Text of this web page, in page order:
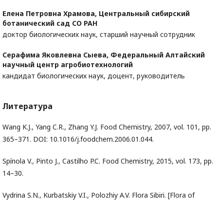
Елена Петровна Храмова, Центральный сибирский
ботанический сад СО РАН
доктор биологических наук, старший научный сотрудник
Серафима Яковлевна Сыева, Федеральный Алтайский
научный центр агробиотехнологий
кандидат биологических наук, доцент, руководитель
Литература
Wang K.J., Yang C.R., Zhang Y.J. Food Chemistry, 2007, vol. 101, pp.
365–371. DOI: 10.1016/j.foodchem.2006.01.044.
Spínola V., Pinto J., Castilho P.C. Food Chemistry, 2015, vol. 173, pp.
14–30.
Vydrina S.N., Kurbatskiy V.I., Polozhiy A.V. Flora Sibiri. [Flora of